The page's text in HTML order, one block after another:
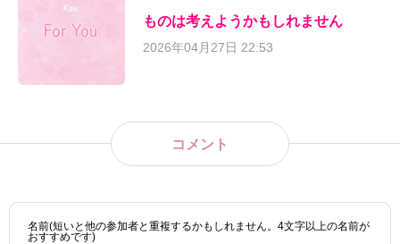
ものは考えようかもしれません
2026年04月27日 22:53
コメント
名前(短いと他の参加者と重複するかもしれません。4文字以上の名前が
おすすめです)